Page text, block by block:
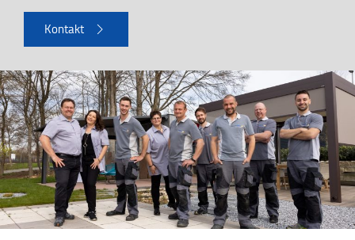
Kontakt